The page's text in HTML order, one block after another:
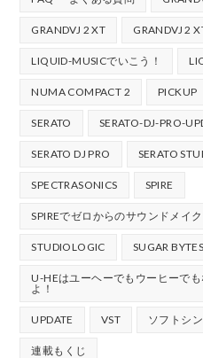
GRANDVJ 2 XT GRANDVJ 2
LIQUID-MUSICでいこう！
NUMA COMPACT 2 PICKUP
SERATO SERATO-DJ-PRO-
SERATO DJ PRO SERATO
SPECTRASONICS SPIRE
SPIREでゼロからのサウンドメイク
STUDIOLOGIC SUGAR BYTES
U-HEはユーヘーでもウーヒーで
よ！
UPDATE VST ソフトシ
連載もくじ